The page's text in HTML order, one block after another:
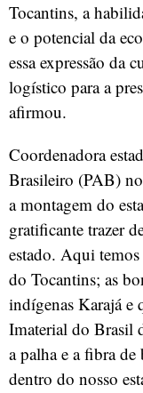
Tocantins, a
e o potencial da
essa expressão da
logístico para a
afirmou.
Coordenadora
Brasileiro (PAB)
a montagem do
gratificante trazer
estado. Aqui
do Tocantins; as
indígenas Karajá e
Imaterial do Brasil
a palha e a fibra
dentro do nosso